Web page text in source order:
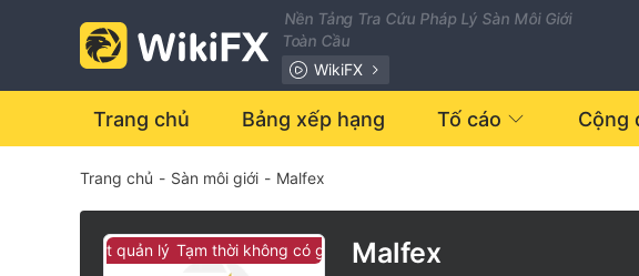
Nền Tảng Tra Cứu Pháp Lý Sàn Môi Giới
Toàn Cầu
WikiFX
Trang chủ Bảng xếp hạng Tố cáo Cộng
Trang chủ - Sàn môi giới - Malfex
có giám sát quản lý Tạm thời không có giám sát quản lý
3
4
5
0
1
2
Malfex